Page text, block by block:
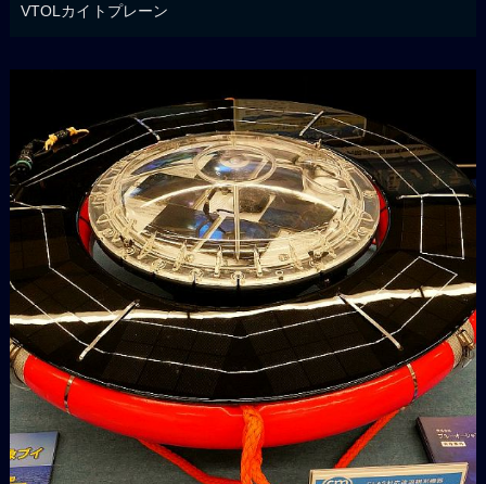
VTOLカイトプレーン